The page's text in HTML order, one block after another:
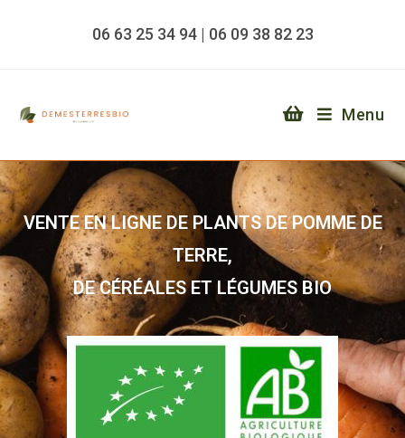
06 63 25 34 94 | 06 09 38 82 23
Menu
VENTE EN LIGNE DE PLANTS DE POMME DE
TERRE,
DE CÉRÉALES ET LÉGUMES BIO